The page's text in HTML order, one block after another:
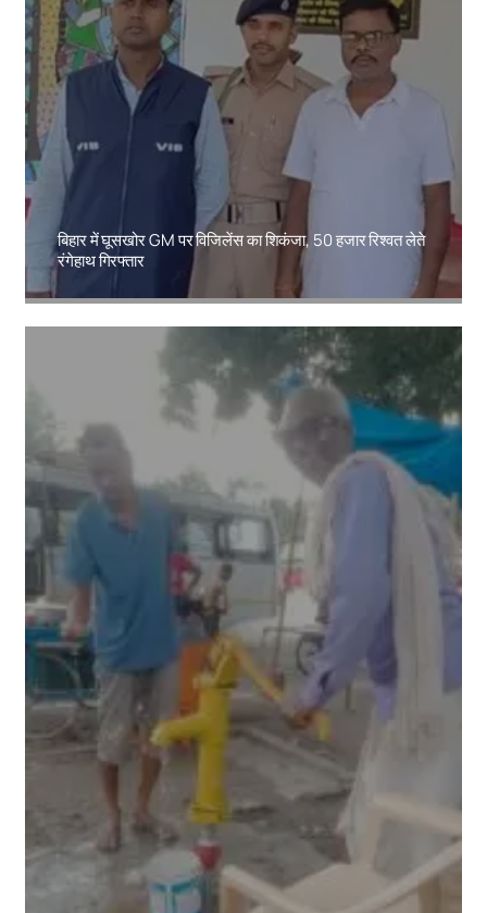
बिहार में घूसखोर GM पर विजिलेंस का शिकंजा, 50 हजार रिश्वत लेते
रंगेहाथ गिरफ्तार